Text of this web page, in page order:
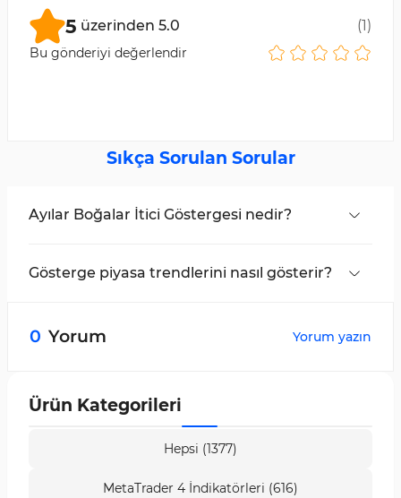
5 üzerinden 5.0 (1)
Bu gönderiyi değerlendir
Sıkça Sorulan Sorular
Ayılar Boğalar İtici Göstergesi nedir?
yoluyla alım ve satım sinyalleri üreten,
MetaTrader 5 için özel bir osilatördür.
Gösterge piyasa trendlerini nasıl gösterir?
Kırmızı çizgi yeşil çizginin üzerinde
0 Yorum Yorum yazın
Ürün Kategorileri
Hepsi (1377)
MetaTrader 4 İndikatörleri (616)